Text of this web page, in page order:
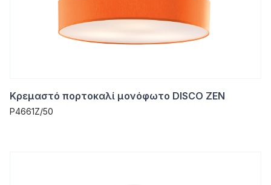
Κρεμαστό πορτοκαλί μονόφωτο DISCO ZEN
P4661Z/50